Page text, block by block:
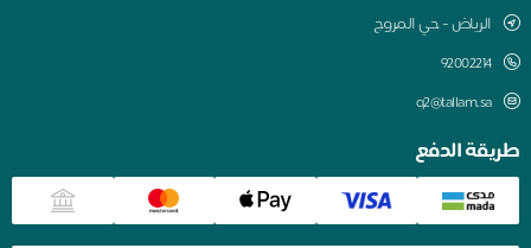
الرياض - حي المروج
q2@tallam.sa
الدفع